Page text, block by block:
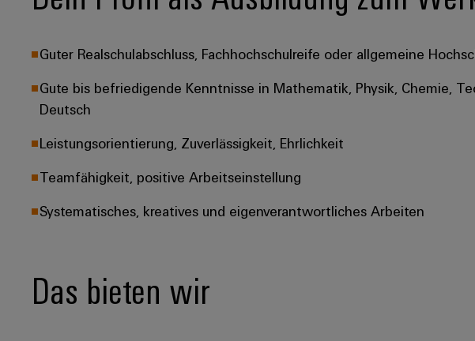
Guter Realschulabschluss, Fachhochschulreife oder allgemeine
Gute bis befriedigende Kenntnisse in Mathematik, Physik, Chemie,
Deutsch
Leistungsorientierung, Zuverlässigkeit, Ehrlichkeit
Teamfähigkeit, positive Arbeitseinstellung
Systematisches, kreatives und eigenverantwortliches Arbeiten
Das bieten wir